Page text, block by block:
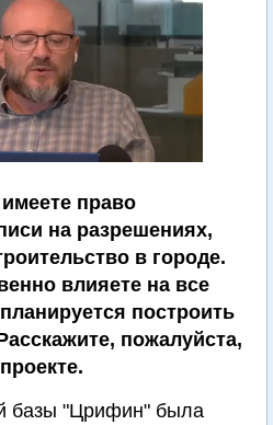
право
на разрешениях,
в городе.
влияете на все
построить
пожалуйста,
базы "Црифин" была